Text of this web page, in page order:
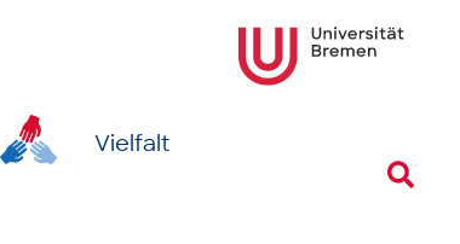
Vielfalt